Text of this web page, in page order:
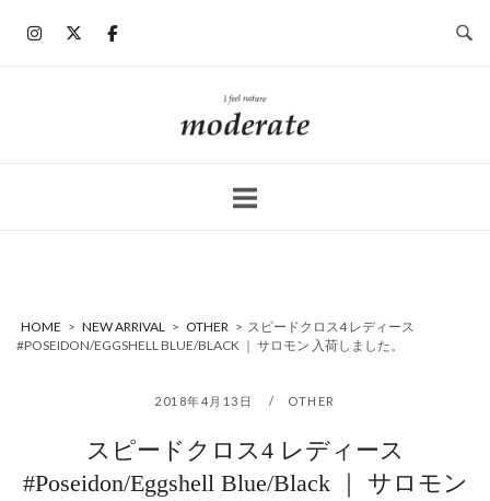
ホ
ー
HOME > NEW ARRIVAL > OTHER > スピードクロス4 レディース
#POSEIDON/EGGSHELL BLUE/BLACK ｜ サロモン 入荷しました。
2018年4月13日 OTHER
スピードクロス4 レディース
#Poseidon/Eggshell Blue/Black ｜ サロモン